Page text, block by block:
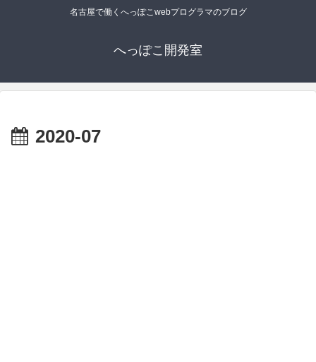
名古屋で働くへっぽこwebプログラマのブログ
へっぽこ開発室
2020-07